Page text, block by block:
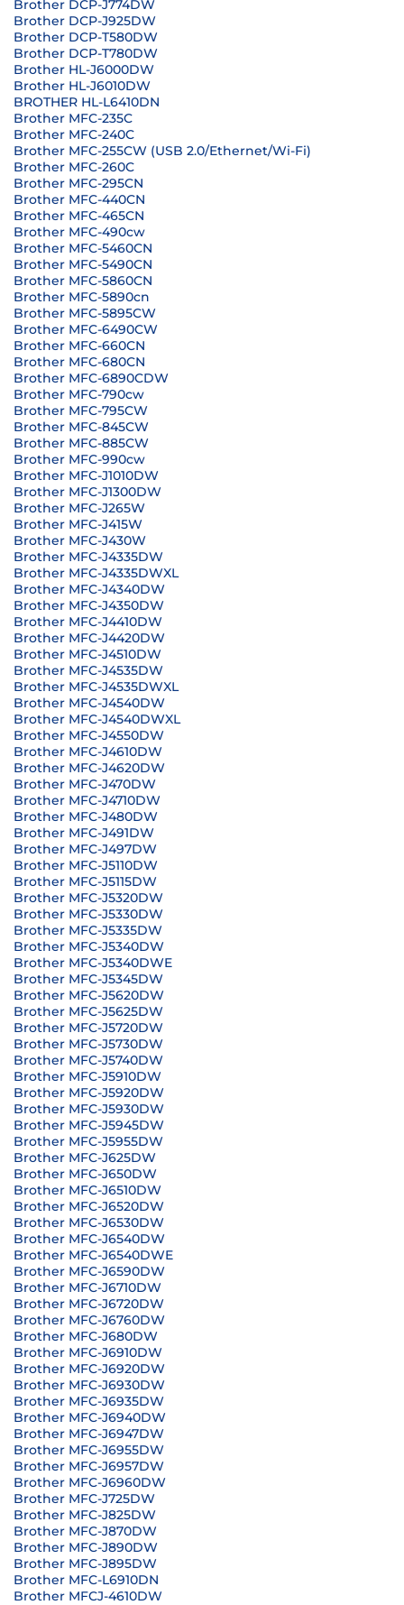
Brother DCP-J774DW
Brother DCP-J925DW
Brother DCP-T580DW
Brother DCP-T780DW
Brother HL-J6000DW
Brother HL-J6010DW
BROTHER HL-L6410DN
Brother MFC-235C
Brother MFC-240C
Brother MFC-255CW (USB 2.0/Ethernet/Wi-Fi)
Brother MFC-260C
Brother MFC-295CN
Brother MFC-440CN
Brother MFC-465CN
Brother MFC-490cw
Brother MFC-5460CN
Brother MFC-5490CN
Brother MFC-5860CN
Brother MFC-5890cn
Brother MFC-5895CW
Brother MFC-6490CW
Brother MFC-660CN
Brother MFC-680CN
Brother MFC-6890CDW
Brother MFC-790cw
Brother MFC-795CW
Brother MFC-845CW
Brother MFC-885CW
Brother MFC-990cw
Brother MFC-J1010DW
Brother MFC-J1300DW
Brother MFC-J265W
Brother MFC-J415W
Brother MFC-J430W
Brother MFC-J4335DW
Brother MFC-J4335DWXL
Brother MFC-J4340DW
Brother MFC-J4350DW
Brother MFC-J4410DW
Brother MFC-J4420DW
Brother MFC-J4510DW
Brother MFC-J4535DW
Brother MFC-J4535DWXL
Brother MFC-J4540DW
Brother MFC-J4540DWXL
Brother MFC-J4550DW
Brother MFC-J4610DW
Brother MFC-J4620DW
Brother MFC-J470DW
Brother MFC-J4710DW
Brother MFC-J480DW
Brother MFC-J491DW
Brother MFC-J497DW
Brother MFC-J5110DW
Brother MFC-J5115DW
Brother MFC-J5320DW
Brother MFC-J5330DW
Brother MFC-J5335DW
Brother MFC-J5340DW
Brother MFC-J5340DWE
Brother MFC-J5345DW
Brother MFC-J5620DW
Brother MFC-J5625DW
Brother MFC-J5720DW
Brother MFC-J5730DW
Brother MFC-J5740DW
Brother MFC-J5910DW
Brother MFC-J5920DW
Brother MFC-J5930DW
Brother MFC-J5945DW
Brother MFC-J5955DW
Brother MFC-J625DW
Brother MFC-J650DW
Brother MFC-J6510DW
Brother MFC-J6520DW
Brother MFC-J6530DW
Brother MFC-J6540DW
Brother MFC-J6540DWE
Brother MFC-J6590DW
Brother MFC-J6710DW
Brother MFC-J6720DW
Brother MFC-J6760DW
Brother MFC-J680DW
Brother MFC-J6910DW
Brother MFC-J6920DW
Brother MFC-J6930DW
Brother MFC-J6935DW
Brother MFC-J6940DW
Brother MFC-J6947DW
Brother MFC-J6955DW
Brother MFC-J6957DW
Brother MFC-J6960DW
Brother MFC-J725DW
Brother MFC-J825DW
Brother MFC-J870DW
Brother MFC-J890DW
Brother MFC-J895DW
Brother MFC-L6910DN
Brother MFCJ-4610DW